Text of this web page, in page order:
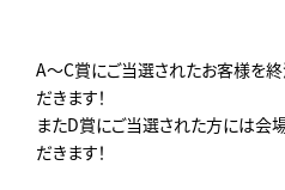
A～C賞にご当選されたお客様を
だきます！
またD賞にご当選された方には会
だきます！